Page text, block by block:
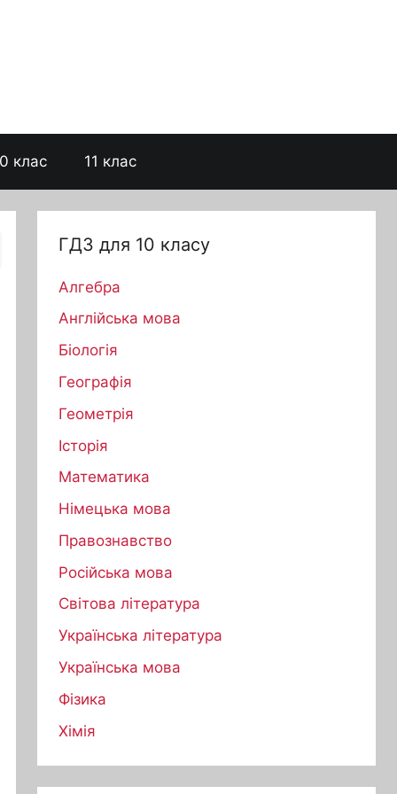
клас 11 клас
ГДЗ для 10 класу
Алгебра
Англійська мова
Біологія
Географія
Геометрія
Історія
Математика
Німецька мова
Правознавство
Російська мова
Світова література
Українська література
Українська мова
Фізика
Хімія